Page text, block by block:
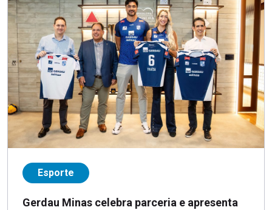
Esporte
Gerdau Minas celebra parceria e apresenta